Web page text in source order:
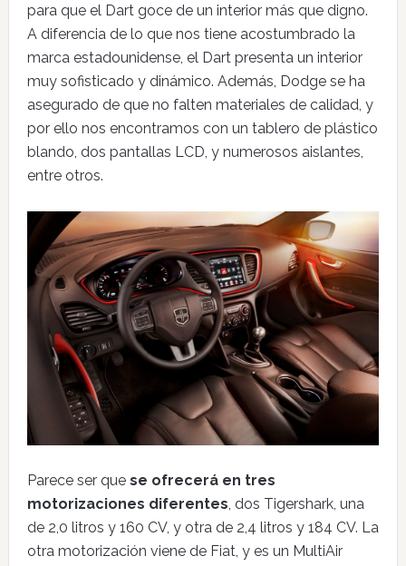
para que el Dart goce de un interior más que digno.
A diferencia de lo que nos tiene acostumbrado la
marca estadounidense, el Dart presenta un interior
muy sofisticado y dinámico. Además, Dodge se ha
asegurado de que no falten materiales de calidad, y
por ello nos encontramos con un tablero de plástico
blando, dos pantallas LCD, y numerosos aislantes,
entre otros.
Parece ser que se ofrecerá en tres
motorizaciones diferentes, dos Tigershark, una
de 2,0 litros y 160 CV, y otra de 2,4 litros y 184 CV. La
otra motorización viene de Fiat, y es un MultiAir